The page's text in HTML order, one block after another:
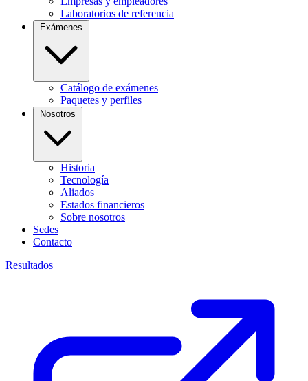
Laboratorios de referencia
Catálogo de exámenes
Paquetes y perfiles
Historia
Tecnología
Aliados
Estados financieros
Sobre nosotros
Sedes
Contacto
Resultados